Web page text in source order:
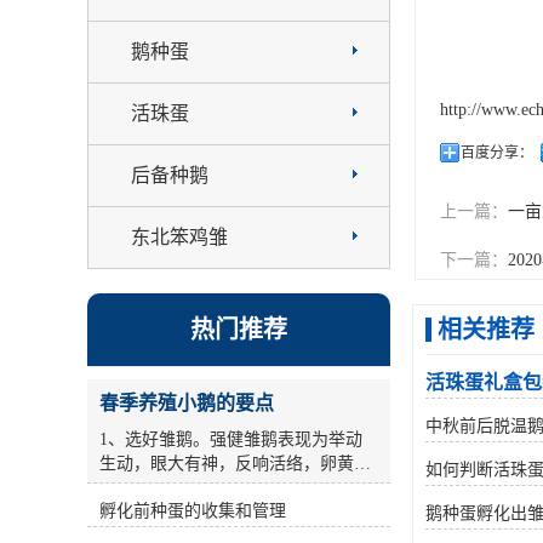
http://
百度分享：
上一篇： 一
下一篇：
相关推荐
活珠蛋礼盒
中秋前后脱温
如何判断活珠
鹅种蛋孵化出
鹅种蛋
活珠蛋
后备种鹅
东北笨鸡雏
热门推荐
春季养殖小鹅的要点
1、选好雏鹅。强健雏鹅表现为举动
生动，眼大有神，反响活络，卵黄缩
短杰出，毛干后能站稳，叫声有力，
用手抓住颈部提起来时，双脚敏捷缩
孵化前种蛋的收集和管理